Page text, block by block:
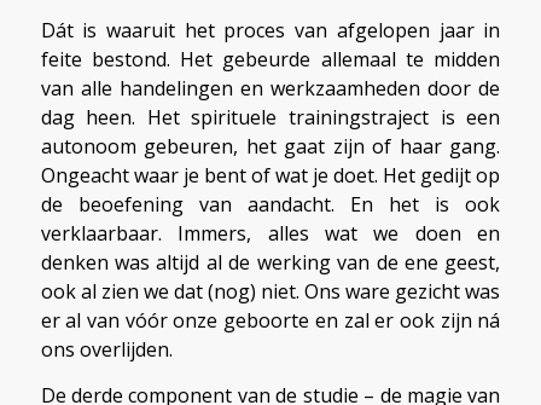
Dát is waaruit het proces van afgelopen jaar in
feite bestond. Het gebeurde allemaal te midden
van alle handelingen en werkzaamheden door de
dag heen. Het spirituele trainingstraject is een
autonoom gebeuren, het gaat zijn of haar gang.
Ongeacht waar je bent of wat je doet. Het gedijt op
de beoefening van aandacht. En het is ook
verklaarbaar. Immers, alles wat we doen en
denken was altijd al de werking van de ene geest,
ook al zien we dat (nog) niet. Ons ware gezicht was
er al van vóór onze geboorte en zal er ook zijn ná
ons overlijden.
De derde component van de studie – de magie van